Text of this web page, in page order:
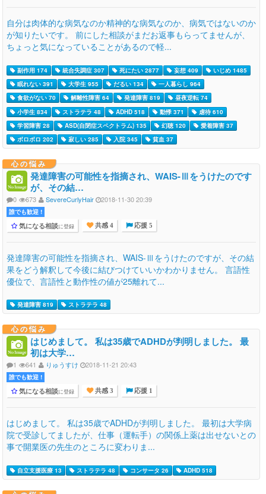
自分は肉体的な病気なのか精神的な病気なのか、病気ではないのか
が知りたいです。 前にした相談がまだお返事もらってませんが、
ちょっと気になっていることがあるので軽...
副作用 174 統合失調症 307 死にたい 2877 妄想 409
いじめ 1485
眠れない 391
大学生 955 だるい 134
一人暮らし 964
食欲がない 70
解離性障害 64 発達障害 819
昼夜逆転 74
小学生 834
ストラテラ 48 ADHD 518 動悸 371
虐待 610
学習障害 28
ASD(自閉症スペクトラム) 135 幻聴 120
愛着障害 37
ボロボロ 202
寂しい 285 入院 345 貧血 37
心の悩み
発達障害の可能性を指摘され、WAIS-Ⅲをうけたのです
が、その結…
0 673 SevereCurlyHair 2018-11-30 20:39
誰でも歓迎 !
気になる相談に登録 共感 4 応援 5
発達障害の可能性を指摘され、WAIS-Ⅲをうけたのですが、その結
果をどう解釈して今後に結びつけていいかわかりません。 言語性
優位で、言語性と動作性の値が25離れて...
発達障害 819 ストラテラ 48
心の悩み
はじめまして。 私は35歳でADHDが判明しました。 最
初は大学…
1 641 りゅうすけ 2018-11-21 20:43
誰でも歓迎 !
気になる相談に登録 共感 3 応援 1
はじめまして。 私は35歳でADHDが判明しました。 最初は大学病
院で受診してましたが、仕事（運転手）の関係上薬は出せないとの
事で開業医の先生のところに変わりま...
自立支援医療 13 ストラテラ 48 コンサータ 26 ADHD 518